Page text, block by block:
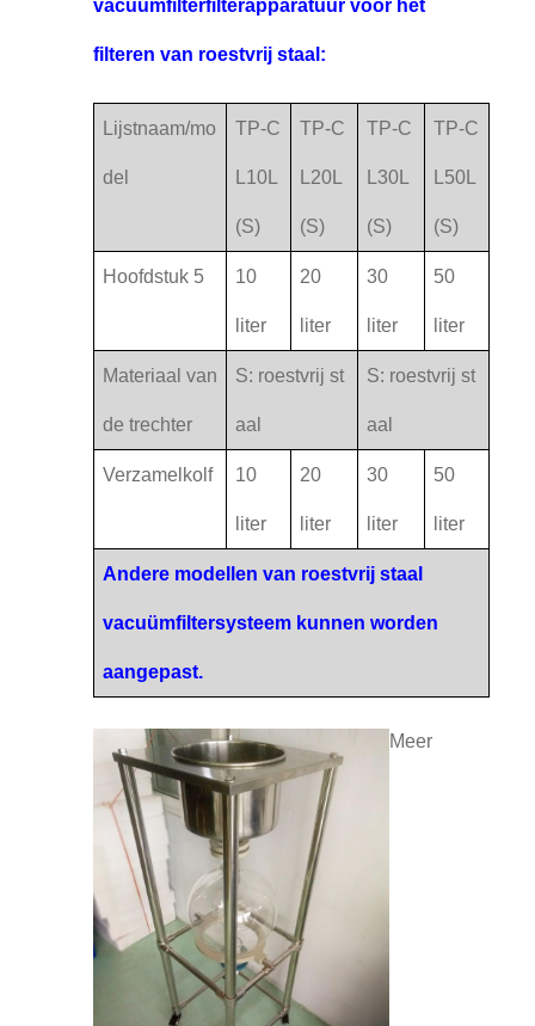
vacuümfilterfilterapparatuur voor het
filteren van roestvrij staal:
Lijstnaam/mo
del
TP-C
L10L
(S)
TP-C
L20L
(S)
TP-C
L30L
(S)
TP-C
L50L
(S)
Hoofdstuk 5 10
liter
20
liter
30
liter
50
liter
Materiaal van
de trechter
S: roestvrij st
aal
S: roestvrij st
aal
Verzamelkolf 10
liter
20
liter
30
liter
50
liter
Andere modellen van roestvrij staal
vacuümfiltersysteem kunnen worden
aangepast.
Meer